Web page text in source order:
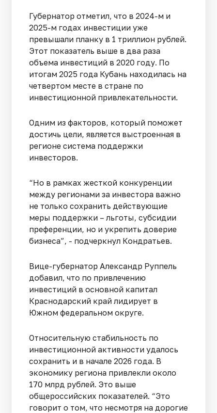
Губернатор отметил, что в 2024-м и
2025-м годах инвестиции уже
превышали планку в 1 триллион рублей.
Этот показатель выше в два раза
объема инвестиций в 2020 году. По
итогам 2025 года Кубань находилась на
четвертом месте в стране по
инвестиционной привлекательности.
Одним из факторов, который поможет
достичь цели, является выстроенная в
регионе система поддержки
инвесторов.
“Но в рамках жесткой конкуренции
между регионами за инвестора важно
не только сохранить действующие
меры поддержки – льготы, субсидии
преференции, но и укрепить доверие
бизнеса”, - подчеркнул Кондратьев.
Вице-губернатор Александр Руппель
добавил, что по привлечению
инвестиций в основной капитал
Краснодарский край лидирует в
Южном федеральном округе.
Относительную стабильность по
инвестиционной активности удалось
сохранить и в начале 2026 года. В
экономику региона привлекли около
170 млрд рублей. Это выше
общероссийских показателей. “Это
говорит о том, что несмотря на дорогие